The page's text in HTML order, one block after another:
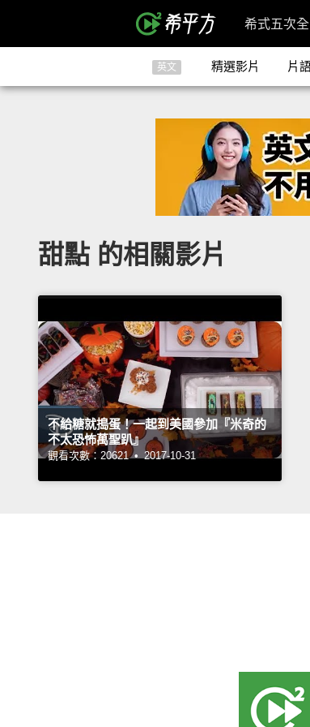
希式五次全
英文 精選影片 片
甜點 的相關影片
不給糖就搗蛋！一起到美國參加『米奇的
不太恐怖萬聖趴』
觀看次數：20621 • 2017-10-31